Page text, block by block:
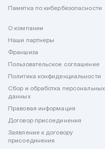
Памятка по кибербезопасности
О компании
Наши партнеры
Франшиза
Пользовательское соглашение
Политика конфиденциальности
Сбор и обработка персональных
данных
Правовая информация
Договор присоединения
Заявление к договору
присоединения